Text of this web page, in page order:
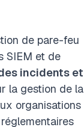
de pare-feu
SIEM et de
incidents et
la gestion de la
organisations